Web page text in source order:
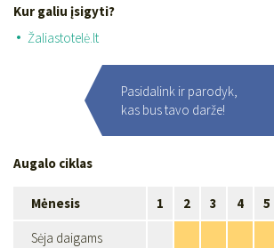
Kur galiu įsigyti?
Žaliastotelė.lt
Pasidalink ir parodyk,
kas bus tavo darže!
Augalo ciklas
Mėnesis 1 2 3 4 5
Sėja daigams